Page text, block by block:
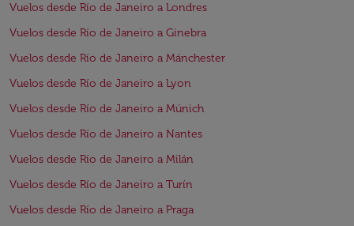
Vuelos desde Río de Janeiro a Londres
Vuelos desde Río de Janeiro a Ginebra
Vuelos desde Río de Janeiro a Mánchester
Vuelos desde Río de Janeiro a Lyon
Vuelos desde Río de Janeiro a Múnich
Vuelos desde Río de Janeiro a Nantes
Vuelos desde Río de Janeiro a Milán
Vuelos desde Río de Janeiro a Turín
Vuelos desde Río de Janeiro a Praga